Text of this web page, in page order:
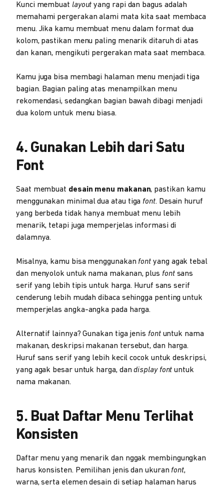
Kunci membuat layoutyang rapi dan bagus adalah
memahami pergerakan alami mata kita saat membaca
menu. Jika kamu membuat menu dalam format dua
kolom, pastikan menu paling menarik ditaruh di atas
dan kanan, mengikuti pergerakan mata saat membaca.
Kamu juga bisa membagi halaman menu menjadi tiga
bagian. Bagian paling atas menampilkan menu
rekomendasi, sedangkan bagian bawah dibagi menjadi
dua kolom untuk menu biasa.
4. Gunakan Lebih dari Satu
Font
Saat membuat desain menu makanan, pastikan kamu
menggunakan minimal dua atau tiga font. Desain huruf
yang berbeda tidak hanya membuat menu lebih
menarik, tetapi juga memperjelas informasi di
dalamnya.
Misalnya, kamu bisa menggunakan fontyang agak tebal
dan menyolok untuk nama makanan, plus fontsans
serif yang lebih tipis untuk harga. Huruf sans serif
cenderung lebih mudah dibaca sehingga penting untuk
memperjelas angka-angka pada harga.
Alternatif lainnya? Gunakan tiga jenis font untuk nama
makanan, deskripsi makanan tersebut, dan harga.
Huruf sans serif yang lebih kecil cocok untuk deskripsi,
yang agak besar untuk harga, dandisplay font untuk
nama makanan.
5. Buat Daftar Menu Terlihat
Konsisten
Daftar menu yang menarik dan nggak membingungkan
harus konsisten. Pemilihan jenis dan ukuran font,
warna, serta elemen desain di setiap halaman harus